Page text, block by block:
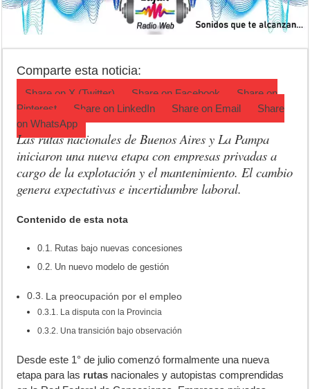
Luján volvió al Campeonato Provincial de bochas
Torres se prepara para una nueva fiesta gastronómica
Comparte esta noticia:
Share on X (Twitter) Share on Facebook
Share on
Pinterest
Share on LinkedIn Share on Email
Share
onWhatsApp
Las rutas nacionales de Buenos Aires y La Pampa
iniciaron una nueva etapa con empresas privadas a
cargo de la explotación y el mantenimiento. El cambio
genera expectativas e incertidumbre laboral.
Contenido de esta nota
Rutas bajo nuevas concesiones
Un nuevo modelo de gestión
La preocupación por el empleo
La disputa con la Provincia
Una transición bajo observación
Desde este 1° de julio comenzó formalmente una nueva
etapa para las rutas nacionales y autopistas comprendidas